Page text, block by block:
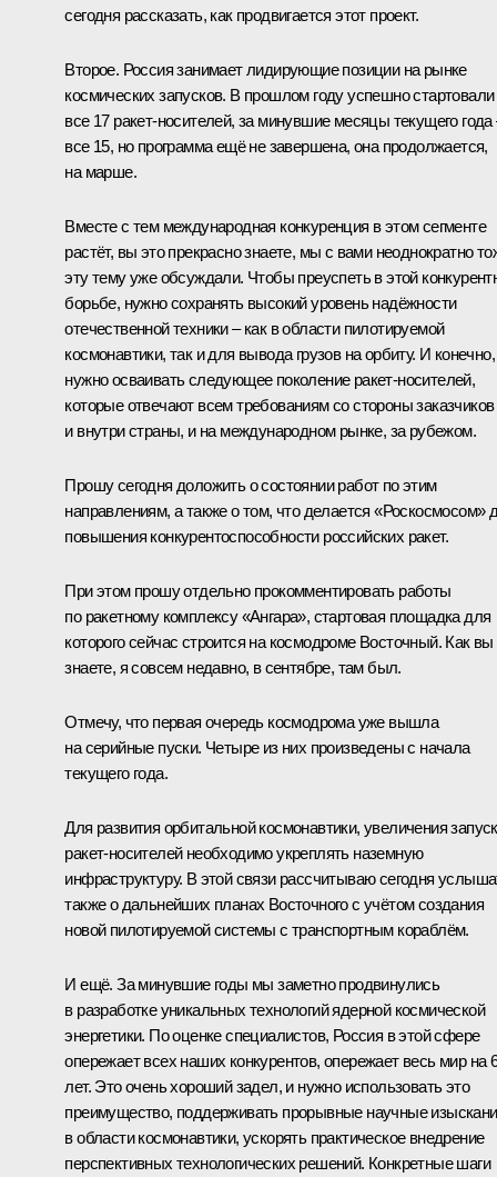
сегодня рассказать, как продвигается этот проект.
Второе. Россия занимает лидирующие позиции на рынке
космических запусков. В прошлом году успешно стартовали
все 17 ракет-носителей, за минувшие месяцы текущего года
все 15, но программа ещё не завершена, она продолжается,
на марше.
Вместе с тем международная конкуренция в этом сегменте
растёт, вы это прекрасно знаете, мы с вами неоднократно
эту тему уже обсуждали. Чтобы преуспеть в этой
борьбе, нужно сохранять высокий уровень надёжности
отечественной техники – как в области пилотируемой
космонавтики, так и для вывода грузов на орбиту. И конечно,
нужно осваивать следующее поколение ракет-носителей,
которые отвечают всем требованиям со стороны заказчиков
и внутри страны, и на международном рынке, за рубежом.
Прошу сегодня доложить о состоянии работ по этим
направлениям, а также о том, что делается «Роскосмосом»
повышения конкурентоспособности российских ракет.
При этом прошу отдельно прокомментировать работы
по ракетному комплексу «Ангара», стартовая площадка для
которого сейчас строится на космодроме Восточный. Как вы
знаете, я совсем недавно, в сентябре, там был.
Отмечу, что первая очередь космодрома уже вышла
на серийные пуски. Четыре из них произведены с начала
текущего года.
Для развития орбитальной космонавтики, увеличения
ракет-носителей необходимо укреплять наземную
инфраструктуру. В этой связи рассчитываю сегодня
также о дальнейших планах Восточного с учётом создания
новой пилотируемой системы с транспортным кораблём.
И ещё. За минувшие годы мы заметно продвинулись
в разработке уникальных технологий ядерной космической
энергетики. По оценке специалистов, Россия в этой сфере
опережает всех наших конкурентов, опережает весь мир на
лет. Это очень хороший задел, и нужно использовать это
преимущество, поддерживать прорывные научные
в области космонавтики, ускорять практическое внедрение
перспективных технологических решений. Конкретные шаги